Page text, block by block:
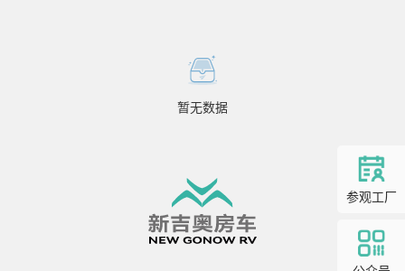
参观工厂
暂无数据